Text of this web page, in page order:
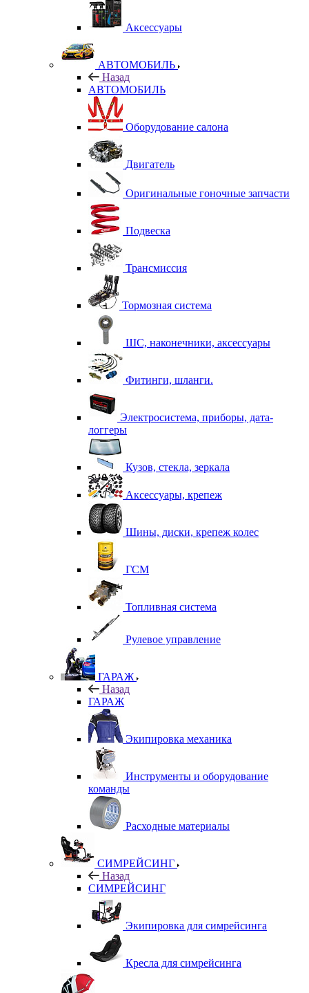
Аксессуары
АВТОМОБИЛЬ
Назад
АВТОМОБИЛЬ
Оборудование салона
Двигатель
Оригинальные гоночные запчасти
Подвеска
Трансмиссия
Тормозная система
ШС, наконечники, аксессуары
Фитинги, шланги.
Электросистема, приборы, дата-
логгеры
Кузов, стекла, зеркала
Аксессуары, крепеж
Шины, диски, крепеж колес
ГСМ
Топливная система
Рулевое управление
ГАРАЖ
Назад
ГАРАЖ
Экипировка механика
Инструменты и оборудование
команды
Расходные материалы
СИМРЕЙСИНГ
Назад
СИМРЕЙСИНГ
Экипировка для симрейсинга
Кресла для симрейсинга